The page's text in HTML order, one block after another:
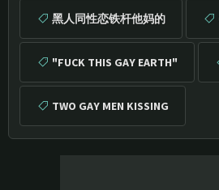
黑人同性恋铁杆他妈的
"FUCK THIS GAY EARTH"
TWO GAY MEN KISSING